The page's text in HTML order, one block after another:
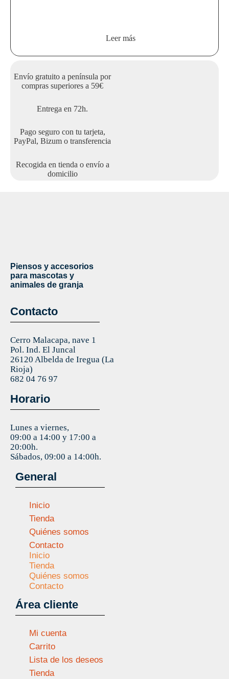
Leer más
Envío gratuito a península por
compras superiores a 59€
Entrega en 72h.
Pago seguro con tu tarjeta,
PayPal, Bizum o transferencia
Recogida en tienda o envío a
domicilio
Piensos y accesorios
para mascotas y
animales de granja
Contacto
Cerro Malacapa, nave 1
Pol. Ind. El Juncal
26120 Albelda de Iregua (La
Rioja)
682 04 76 97
Horario
Lunes a viernes,
09:00 a 14:00 y 17:00 a
20:00h.
Sábados, 09:00 a 14:00h.
General
Inicio
Tienda
Quiénes somos
Contacto
Inicio
Tienda
Quiénes somos
Contacto
Área cliente
Mi cuenta
Carrito
Lista de los deseos
Tienda